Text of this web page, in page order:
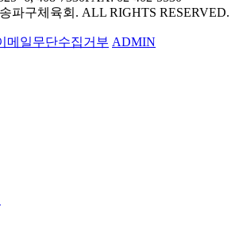
파구체육회. ALL RIGHTS RESERVED.
메일무단수집거부 ADMIN